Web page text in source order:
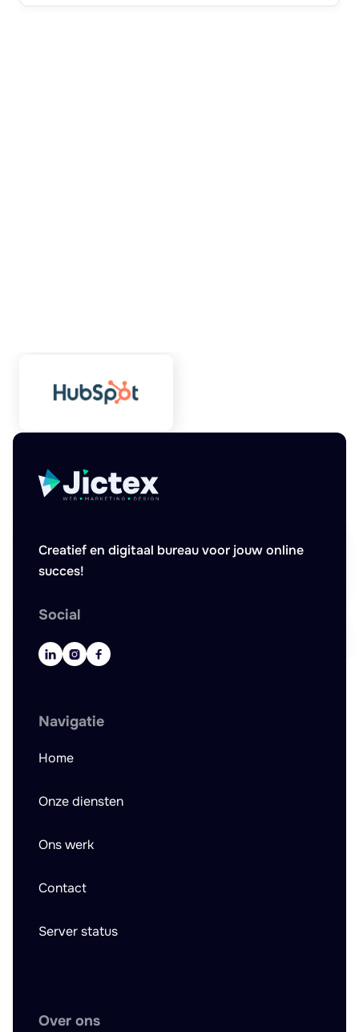
Creatief en digitaal bureau voor jouw online
succes!
Social
  
Navigatie
Home
Onze diensten
Ons werk
Contact
Server status
Over ons